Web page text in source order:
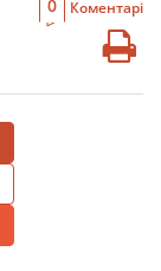
0 Коментарі